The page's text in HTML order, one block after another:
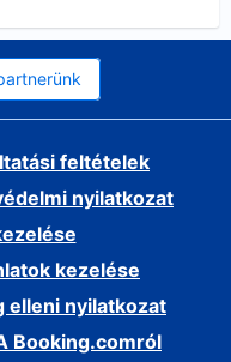
feltételek
nyilatkozat
kezelése
elleni nyilatkozat
Booking.comról